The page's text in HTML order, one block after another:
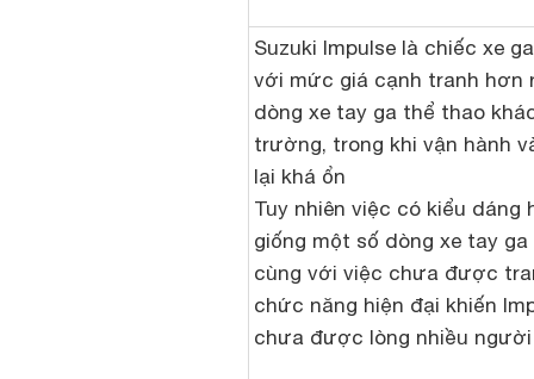
Suzuki Impulse là chiếc xe
với mức giá cạnh tranh hơn
dòng xe tay ga thể thao
trường, trong khi vận hành
lại khá ổn
Tuy nhiên việc có kiểu dáng
giống một số dòng xe tay ga
cùng với việc chưa được
chức năng hiện đại khiến
chưa được lòng nhiều